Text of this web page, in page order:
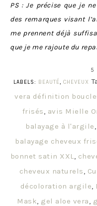
PS : Je précise que je
des remarques visant
me prennent déjà
que je me rajoute du
5
LABELS: BEAUTÉ, CHEVEUX
vera définition
frisés, avis Mielle
balayage à l'argile,
balayage cheveux
bonnet satin XXL,
cheveux naturels,
décoloration argile,
Mask, gel aloe vera,